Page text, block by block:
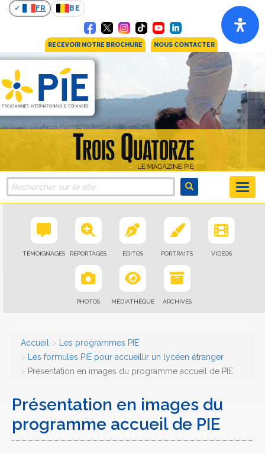
FR BE
RECEVOIR NOTRE BROCHURE NOUS CONTACTER
TÉMOIGNAGES REPORTAGES ÉDITOS PORTRAITS VIDÉOS
PHOTOS MÉDIATHÈQUE ARCHIVES
Accueil
Les programmes PIE
Les formules PIE pour accueillir un lycéen étranger
Présentation en images du programme accueil de PIE
Présentation en images du
programme accueil de PIE